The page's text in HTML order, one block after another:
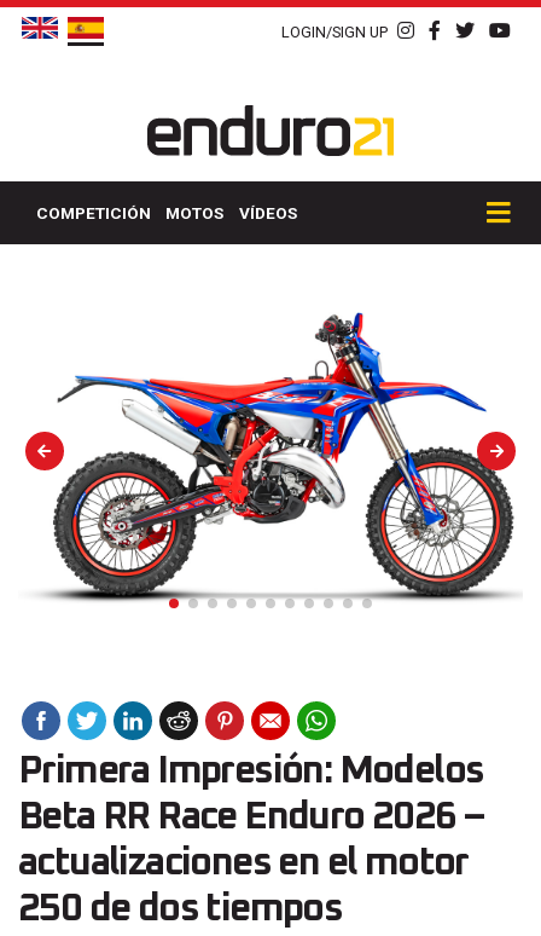
LOGIN/SIGN UP
COMPETICIÓN MOTOS VÍDEOS
Primera Impresión: Modelos
Beta RR Race Enduro 2026 –
actualizaciones en el motor
250 de dos tiempos